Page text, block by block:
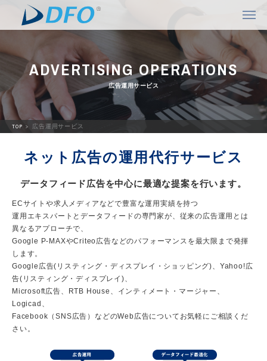
ADVERTISING OPERATIONS
広告運用サービス
TOP 広告運用サービス
ネット広告の運用代行サービス
データフィード広告を中心に最適な提案を行います。
ECサイトや求人メディアなどで豊富な運用実績を持つ
運用エキスパートとデータフィードの専門家が、従来の広告運用とは
異なるアプローチで、
Google P-MAXやCriteo広告などのパフォーマンスを最大限まで発揮
します。
Google広告(リスティング・ディスプレイ・ショッピング)、Yahoo!広
告(リスティング・ディスプレイ)、
Microsoft広告、RTB House、インティメート・マージャー、
Logicad、
Facebook（SNS広告）などのWeb広告についてお気軽にご相談くだ
さい。